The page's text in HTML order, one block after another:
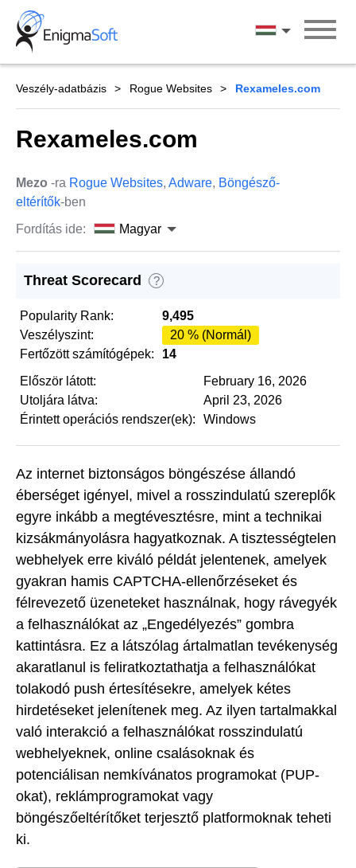
Skip
content
Magyar
Veszély-adatbázis Rogue Websites Rexameles.com
Rexameles.com
Mezo -ra Rogue Websites, Adware, Böngésző-
eltérítők-ben
Fordítás ide:
Magyar
Threat Scorecard ?
Popularity Rank:
9,495
Veszélyszint:
20 % (Normál)
Fertőzött számítógépek:
14
Először látott:
February 16, 2026
Utoljára látva:
April 23, 2026
Érintett operációs rendszer(ek):
Windows
Az internet biztonságos böngészése állandó
éberséget igényel, mivel a rosszindulatú szereplők
egyre inkább a megtévesztésre, mint a technikai
kizsákmányolásra hagyatkoznak. A tisztességtelen
webhelyek erre kiváló példát jelentenek, amelyek
gyakran hamis CAPTCHA-ellenőrzéseket és
félrevezető üzeneteket használnak, hogy rávegyék
a felhasználókat az „Engedélyezés” gombra
kattintásra. Ez a látszólag ártalmatlan tevékenység
akaratlanul is feliratkoztathatja a felhasználókat
tolakodó push értesítésekre, amelyek kétes
hirdetéseket jelenítenek meg. Az ilyen tartalmakkal
való interakció a felhasználókat rosszindulatú
webhelyeknek, online csalásoknak és
potenciálisan nemkívánatos programokat (PUP-
okat), reklámprogramokat vagy
böngészőeltérítőket terjesztő platformoknak teheti
ki.